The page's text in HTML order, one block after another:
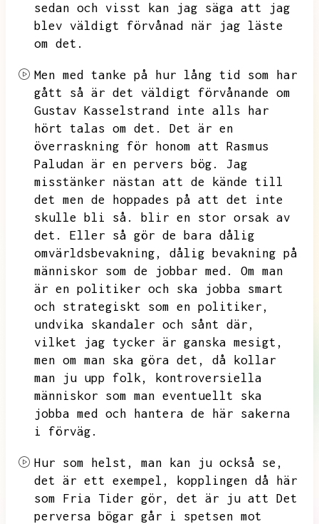
sedan och visst kan jag säga att jag
blev väldigt förvånad när jag läste
om det.
Men med tanke på hur lång tid som har
gått så är det väldigt förvånande om
Gustav Kasselstrand inte alls har
hört talas om det.
Det är en
överraskning för honom att Rasmus
Paludan är en pervers bög.
Jag
misstänker nästan att de kände till
det men de hoppades på att det inte
skulle bli så.
blir en stor orsak av
det.
Eller så gör de bara dålig
omvärldsbevakning,
dålig bevakning på
människor som de jobbar med.
Om man
är en politiker och ska jobba smart
och strategiskt som en politiker,
undvika skandaler och sånt där,
vilket jag tycker är ganska mesigt,
men om man ska göra det,
då kollar
man ju upp folk,
kontroversiella
människor som man eventuellt ska
jobba med och hantera de här sakerna
i förväg.
Hur som helst,
man kan ju också se,
det är ett exempel,
kopplingen då här
som Fria Tider gör,
det är ju att Det
perversa bögar går i spetsen mot